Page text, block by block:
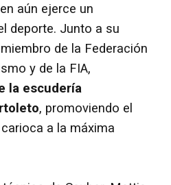
aún ejerce un
deporte. Junto a su
de la Federación
y de la FIA,
la escudería
, promoviendo el
a la máxima